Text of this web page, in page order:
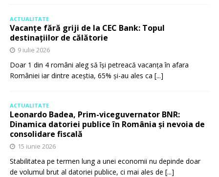
ACTUALITATE
Vacanțe fără griji de la CEC Bank: Topul
destinațiilor de călătorie
9 iulie 2026
Doar 1 din 4 români aleg să își petreacă vacanța în afara
României iar dintre aceștia, 65% și-au ales ca [...]
ACTUALITATE
Leonardo Badea, Prim-viceguvernator BNR:
Dinamica datoriei publice în România și nevoia de
consolidare fiscală
15 iunie 2026
Stabilitatea pe termen lung a unei economii nu depinde doar
de volumul brut al datoriei publice, ci mai ales de [...]